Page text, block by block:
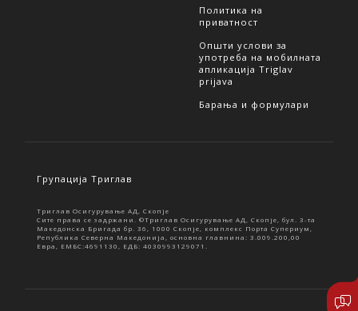
Политика на
приватност
Општи услови за
употреба на мобилната
апликација Triglav
prijava
Барања и формулари
Групација Триглав
Триглав Осигурување АД, Скопје
Сите права се задржани. ©Триглав Осигурување АД, Скопје, бул. 3-та
Македонска Бригада бр. 36, 1000 Скопје, комплекс Порта Супериум,
Република Северна Македонија, основна главнина: 3.009.200,00
Евра, ЕМБС:4691130, ЕДБ: 4030993129071.